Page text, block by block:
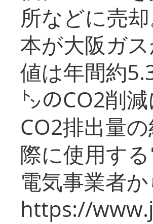
所などに売
本が大阪ガ
値は年間約
㌧のCO2削
CO2排出量
際に使用す
電気事業者
https://